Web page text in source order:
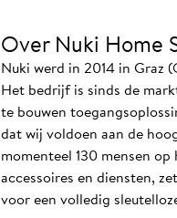
Over Nuki Home
Nuki werd in 2014 in Graz
Het bedrijf is sinds de
te bouwen
dat wij voldoen aan de
momenteel 130 mensen
accessoires en diensten,
voor een volledig